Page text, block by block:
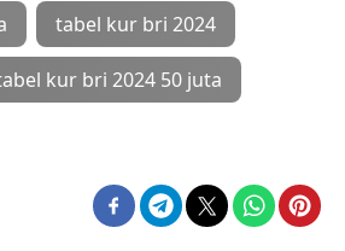
tabel kur bri 2024
kur bri 2024 50 juta